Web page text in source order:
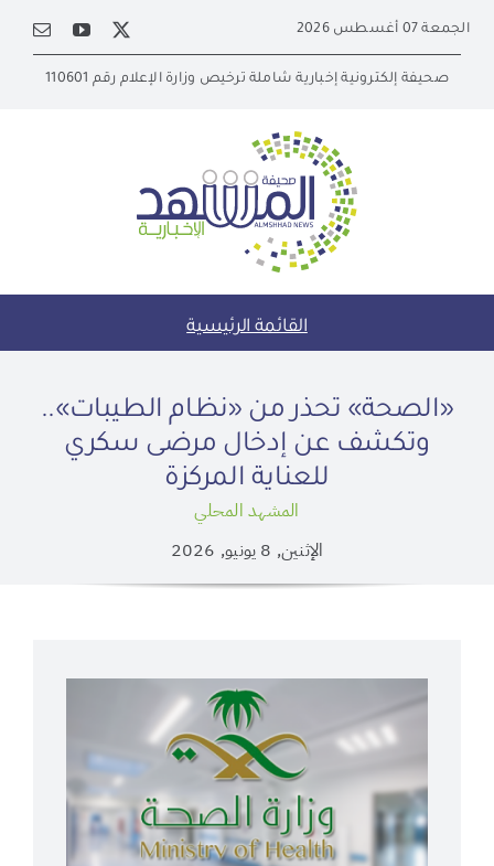
content
الجمعة 07 أغسطس 2026
صحيفة إلكترونية إخبارية شاملة ترخيص وزارة الإعلام رقم 110601
القائمة الرئيسية
«الصحة» تحذر من «نظام الطيبات»..
وتكشف عن إدخال مرضى سكري
للعناية المركزة
المشهد المحلي
الإثنين, 8 يونيو, 2026